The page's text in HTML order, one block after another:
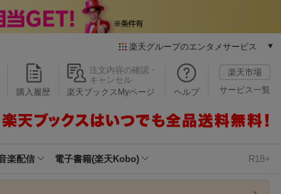
楽天グループのエンタメサービス
本/ゲーム/CD/DVD
楽天ブックス
楽天Kobo
購入履歴
注文内容の確認・
キャンセル
楽天ブックスMyページ
ヘルプ
楽天市場
サービス一覧
楽配信 電子書籍(楽天Kobo) R18+